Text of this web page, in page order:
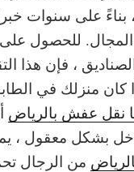
بناءً على سنوات
المجال. للحصول
، فإن هذا
كان منزلك في
نقل عفش بالرياض
بشكل معقول ،
من الرجال